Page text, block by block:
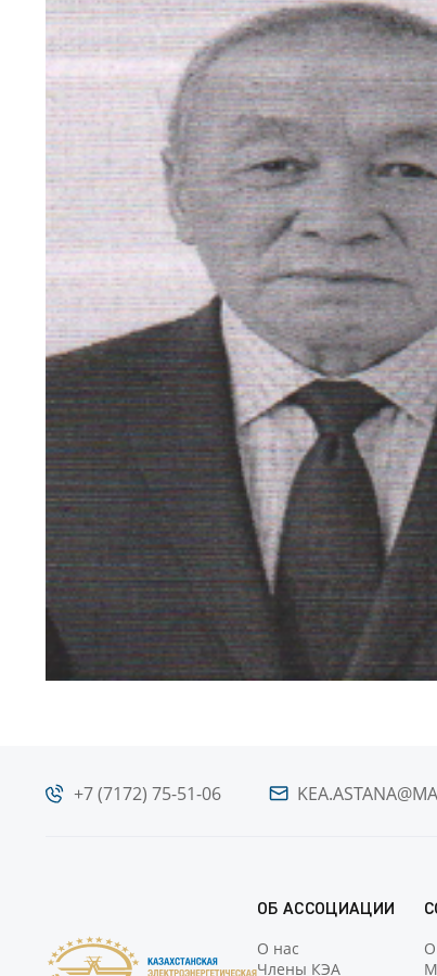
+7 (7172) 75-51-06
ОБ АССОЦИАЦИИ
О нас
Члены КЭА